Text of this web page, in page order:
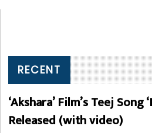
RECENT
‘Akshara’ Film’s Teej Song
Released (with video)